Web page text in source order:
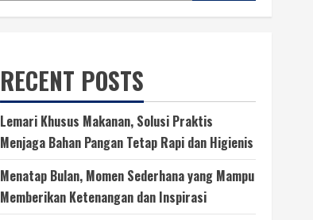
RECENT POSTS
Lemari Khusus Makanan, Solusi Praktis
Menjaga Bahan Pangan Tetap Rapi dan Higienis
Menatap Bulan, Momen Sederhana yang Mampu
Memberikan Ketenangan dan Inspirasi